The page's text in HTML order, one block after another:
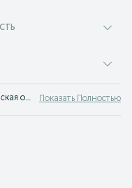
Расценки на малярные работы Карагандинская область. Услуги малярно-отделочных работ от организаций и частных лиц. Покраска любой сложности - все предложения на OLX.kz Карагандинская область. Показать Полностью